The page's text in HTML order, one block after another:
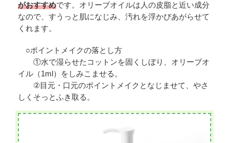
がおすすめです。オリーブオイルは人の皮脂と近い成分
なので、すうっと肌になじみ、汚れを浮かびあがらせて
くれます。
○ポイントメイクの落とし方
①水で湿らせたコットンを固くしぼり、オリーブオ
イル（1ml）をしみこませる。
②目元・口元のポイントメイクとなじませて、やさ
しくそっとふき取る。